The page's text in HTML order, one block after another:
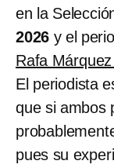
en la
2026 y el
Rafa
El periodista
que si ambos
pues su